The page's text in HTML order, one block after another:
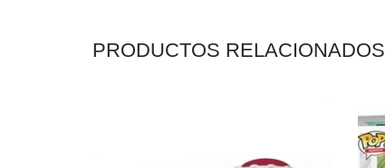
PRODUCTOS RELACIONADOS